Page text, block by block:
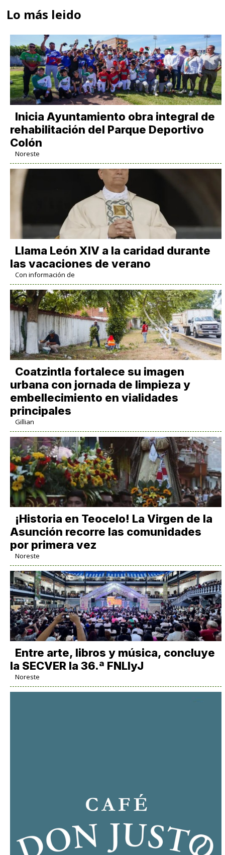
Lo más leido
Inicia Ayuntamiento obra integral de
rehabilitación del Parque Deportivo
Colón
Noreste
Llama León XIV a la caridad durante
las vacaciones de verano
Con información de
Coatzintla fortalece su imagen
urbana con jornada de limpieza y
embellecimiento en vialidades
principales
Gillian
​¡Historia en Teocelo! La Virgen de la
Asunción recorre las comunidades
por primera vez
Noreste
Entre arte, libros y música, concluye
la SECVER la 36.ª FNLIyJ
Noreste